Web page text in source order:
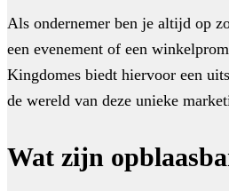
Als ondernemer ben je altijd op
een evenement of een
Kingdomes biedt hiervoor een
de wereld van deze unieke
Wat zijn